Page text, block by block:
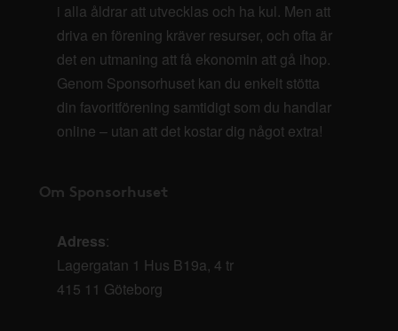
i alla åldrar att utvecklas och ha kul. Men att
driva en förening kräver resurser, och ofta är
det en utmaning att få ekonomin att gå ihop.
Genom Sponsorhuset kan du enkelt stötta
din favoritförening samtidigt som du handlar
online – utan att det kostar dig något extra!
Om Sponsorhuset
Adress:
Lagergatan 1 Hus B19a, 4 tr
415 11 Göteborg